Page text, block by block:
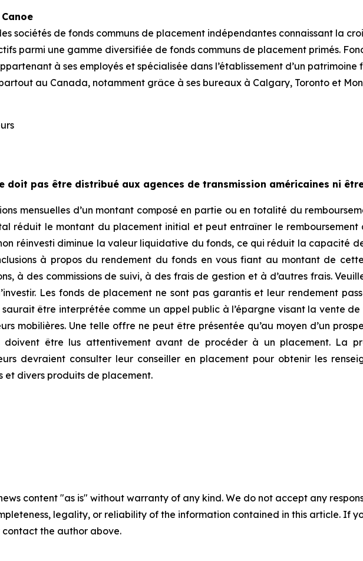
sociétés de fonds communs de placement indépendantes connaissant la
parmi une gamme diversifiée de fonds communs de placement primés.
à ses employés et spécialisée dans l’établissement d’un
au Canada, notamment grâce à ses bureaux à Calgary, Toronto et
doit pas être distribué aux agences de transmission américaines ni
mensuelles d’un montant composé en partie ou en totalité du
réduit le montant du placement initial et peut entraîner le
réinvesti diminue la valeur liquidative du fonds, ce qui réduit la capacité
à propos du rendement du fonds en vous fiant au montant de
à des commissions de suivi, à des frais de gestion et à d’autres frais.
Les fonds de placement ne sont pas garantis et leur rendement
être interprétée comme un appel public à l’épargne visant la vente
mobilières. Une telle offre ne peut être présentée qu’au moyen d’un
doivent être lus attentivement avant de procéder à un placement. La
devraient consulter leur conseiller en placement pour obtenir les
et divers produits de placement.
content "as is" without warranty of any kind. We do not accept any
legality, or reliability of the information contained in this article. If
the author above.